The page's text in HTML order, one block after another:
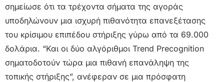
σημείωσε ότι τα τρέχοντα σήματα της αγοράς
υποδηλώνουν μια ισχυρή πιθανότητα επανεξέτασης
του κρίσιμου επιπέδου στήριξης γύρω από τα 69.000
δολάρια. “Και οι δύο αλγόριθμοι Trend Precognition
σηματοδοτούν τώρα μια πιθανή επανάληψη της
τοπικής στήριξης”, ανέφεραν σε μια πρόσφατη